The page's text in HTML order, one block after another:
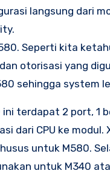
langsung dari
Seperti kita
otorisasi yang
sehingga system
ini terdapat 2 port, 1
dari CPU ke
untuk M580.
untuk M340